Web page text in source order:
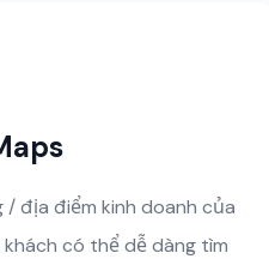
địa điểm kinh doanh của
có thể dễ dàng tìm